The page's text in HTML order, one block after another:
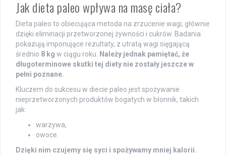
Jak dieta paleo wpływa na masę ciała?
Dieta paleo to obiecująca metoda na zrzucenie wagi, głównie
dzięki eliminacji przetworzonej żywności i cukrów. Badania
pokazują imponujące rezultaty, z utratą wagi sięgającą
średnio 8 kg w ciągu roku.
Należy jednak pamiętać, że
długoterminowe skutki tej diety nie zostały jeszcze w
pełni poznane.
Kluczem do sukcesu w diecie paleo jest spożywanie
nieprzetworzonych produktów bogatych w błonnik, takich
jak:
warzywa,
owoce.
Dzięki nim czujemy się syci i spożywamy mniej kalorii.